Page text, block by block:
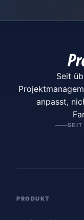
Seit
anpasst,
PRODUKT